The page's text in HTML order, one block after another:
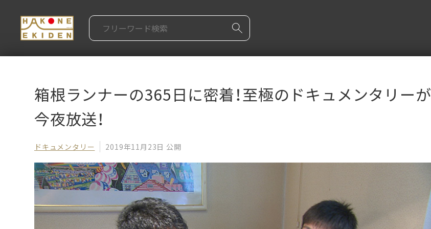
箱根ランナーの365日に密着！至極のドキュメンタリーが
今夜放送！
ドキュメンタリー 2019年11月23日 公開